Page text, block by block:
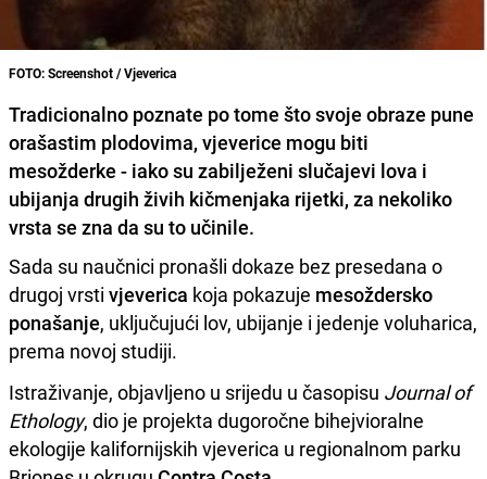
FOTO: Screenshot / Vjeverica
Tradicionalno poznate po tome što svoje obraze pune
orašastim plodovima, vjeverice mogu biti
mesožderke - iako su zabilježeni slučajevi lova i
ubijanja drugih živih kičmenjaka rijetki, za nekoliko
vrsta se zna da su to učinile.
Sada su naučnici pronašli dokaze bez presedana o
drugoj vrsti vjeverica koja pokazuje mesoždersko
ponašanje, uključujući lov, ubijanje i jedenje voluharica,
prema novoj studiji.
Istraživanje, objavljeno u srijedu u časopisu Journal of
Ethology, dio je projekta dugoročne bihejvioralne
ekologije kalifornijskih vjeverica u regionalnom parku